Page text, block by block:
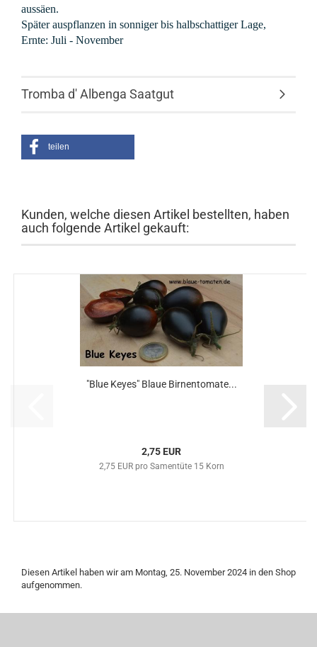
aussäen.
Später auspflanzen in sonniger bis halbschattiger Lage,
Ernte: Juli - November
Tromba d' Albenga Saatgut
teilen
Kunden, welche diesen Artikel bestellten, haben
auch folgende Artikel gekauft:
"Blue Keyes" Blaue Birnentomate...
2,75 EUR
2,75 EUR pro Samentüte 15 Korn
Diesen Artikel haben wir am Montag, 25. November 2024 in den Shop
aufgenommen.